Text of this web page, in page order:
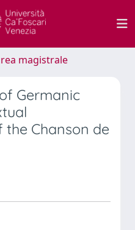
magistrale
Germanic
Chanson de